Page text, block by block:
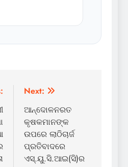
Next:
ଆନ୍ଦୋଳନରତ
କୃଷକମାନଙ୍କ
ଉପରେ ଲାଠିଚାର୍ଜ
ପ୍ରତିବାଦରେ
ଏସ୍‌.ୟୁ.ସି.ଆଇ(ସି)ର